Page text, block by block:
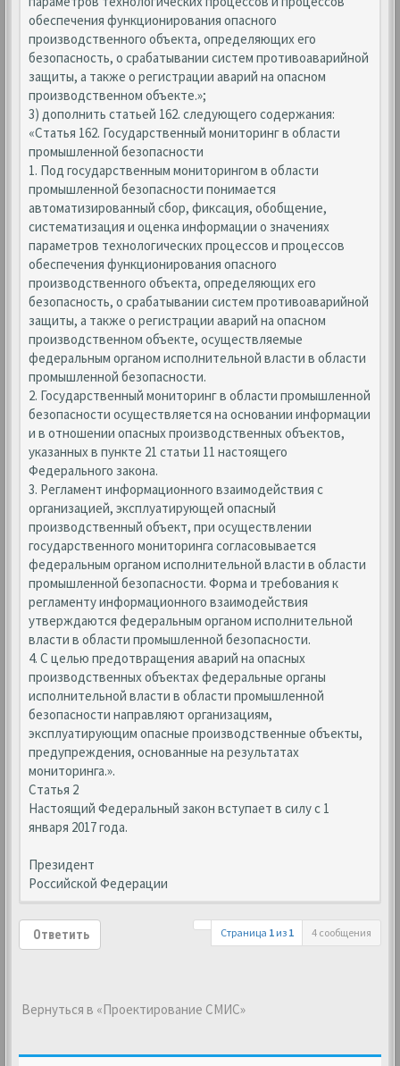
обеспечения функционирования опасного
производственного объекта, определяющих его
безопасность, о срабатывании систем противоаварийной
защиты, а также о регистрации аварий на опасном
производственном объекте.»;
3) дополнить статьей 162. следующего содержания:
«Статья 162. Государственный мониторинг в области
промышленной безопасности
1. Под государственным мониторингом в области
промышленной безопасности понимается
автоматизированный сбор, фиксация, обобщение,
систематизация и оценка информации о значениях
параметров технологических процессов и процессов
обеспечения функционирования опасного
производственного объекта, определяющих его
безопасность, о срабатывании систем противоаварийной
защиты, а также о регистрации аварий на опасном
производственном объекте, осуществляемые
федеральным органом исполнительной власти в области
промышленной безопасности.
2. Государственный мониторинг в области промышленной
безопасности осуществляется на основании информации
и в отношении опасных производственных объектов,
указанных в пункте 21 статьи 11 настоящего
Федерального закона.
3. Регламент информационного взаимодействия с
организацией, эксплуатирующей опасный
производственный объект, при осуществлении
государственного мониторинга согласовывается
федеральным органом исполнительной власти в области
промышленной безопасности. Форма и требования к
регламенту информационного взаимодействия
утверждаются федеральным органом исполнительной
власти в области промышленной безопасности.
4. С целью предотвращения аварий на опасных
производственных объектах федеральные органы
исполнительной власти в области промышленной
безопасности направляют организациям,
эксплуатирующим опасные производственные объекты,
предупреждения, основанные на результатах
мониторинга.».
Статья 2
Настоящий Федеральный закон вступает в силу с 1
января 2017 года.
Президент
Российской Федерации
Ответить Страница 1 из 1 4 сообщения
Вернуться в «Проектирование СМИС»